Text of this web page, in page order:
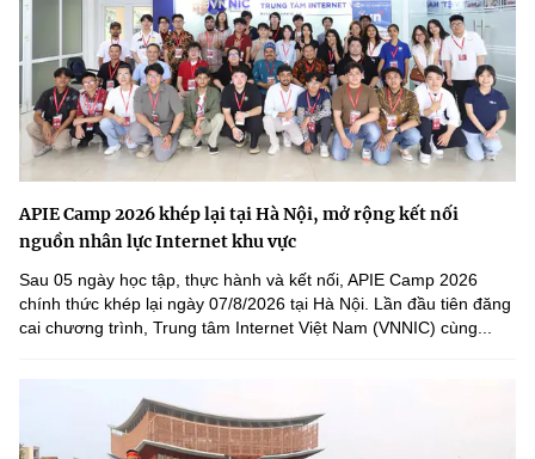
APIE Camp 2026 khép lại tại Hà Nội, mở rộng kết nối
nguồn nhân lực Internet khu vực
Sau 05 ngày học tập, thực hành và kết nối, APIE Camp 2026
chính thức khép lại ngày 07/8/2026 tại Hà Nội. Lần đầu tiên đăng
cai chương trình, Trung tâm Internet Việt Nam (VNNIC) cùng...